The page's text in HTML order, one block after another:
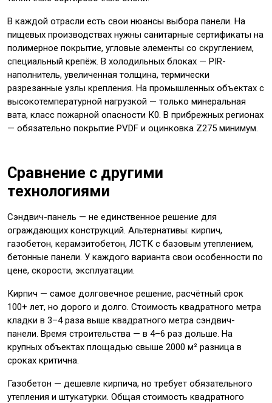
В каждой отрасли есть свои нюансы выбора панели. На
пищевых производствах нужны санитарные сертификаты на
полимерное покрытие, угловые элементы со скруглением,
специальный крепёж. В холодильных блоках — PIR-
наполнитель, увеличенная толщина, термически
разрезанные узлы крепления. На промышленных объектах с
высокотемпературной нагрузкой — только минеральная
вата, класс пожарной опасности К0. В прибрежных регионах
— обязательно покрытие PVDF и оцинковка Z275 минимум.
Сравнение с другими
технологиями
Сэндвич-панель — не единственное решение для
ограждающих конструкций. Альтернативы: кирпич,
газобетон, керамзитобетон, ЛСТК с базовым утеплением,
бетонные панели. У каждого варианта свои особенности по
цене, скорости, эксплуатации.
Кирпич — самое долговечное решение, расчётный срок
100+ лет, но дорого и долго. Стоимость квадратного метра
кладки в 3–4 раза выше квадратного метра сэндвич-
панели. Время строительства — в 4–6 раз дольше. На
крупных объектах площадью свыше 2000 м² разница в
сроках критична.
Газобетон — дешевле кирпича, но требует обязательного
утепления и штукатурки. Общая стоимость квадратного